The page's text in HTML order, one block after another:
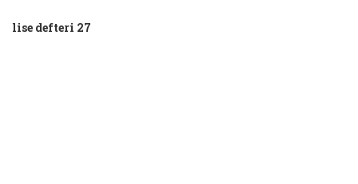
lise defteri 27